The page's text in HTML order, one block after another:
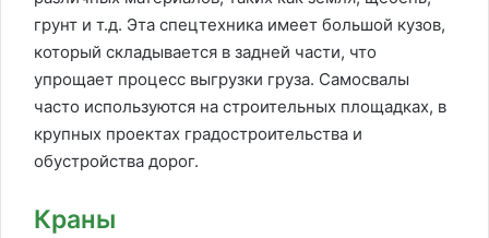
грунт и т.д. Эта спецтехника имеет большой кузов,
который складывается в задней части, что
упрощает процесс выгрузки груза. Самосвалы
часто используются на строительных площадках, в
крупных проектах градостроительства и
обустройства дорог.
Краны